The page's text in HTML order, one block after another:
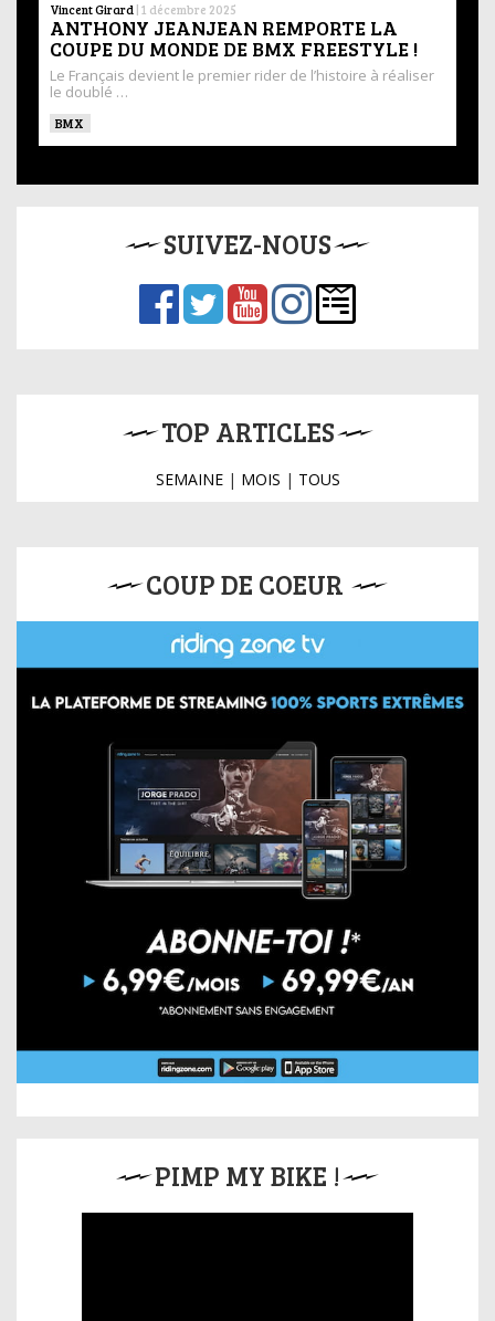
Vincent Girard | 1 décembre 2025
ANTHONY JEANJEAN REMPORTE LA
COUPE DU MONDE DE BMX FREESTYLE !
Le Français devient le premier rider de l’histoire à réaliser
le doublé …
BMX
SUIVEZ-NOUS
TOP ARTICLES
SEMAINE| MOIS | TOUS
COUP DE COEUR
PIMP MY BIKE !